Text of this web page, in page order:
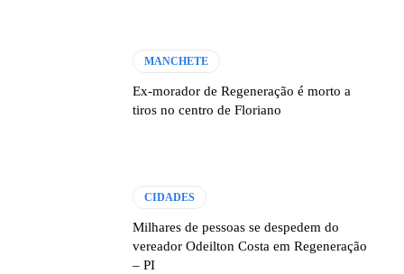
MANCHETE
Ex-morador de Regeneração é morto a
tiros no centro de Floriano
CIDADES
Milhares de pessoas se despedem do
vereador Odeilton Costa em Regeneração
– PI